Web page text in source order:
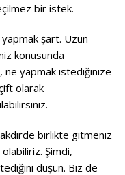
bir istek.
şart. Uzun
konusunda
ne yapmak istediğinize
olarak
birlikte gitmeniz
Şimdi,
düşün. Biz de